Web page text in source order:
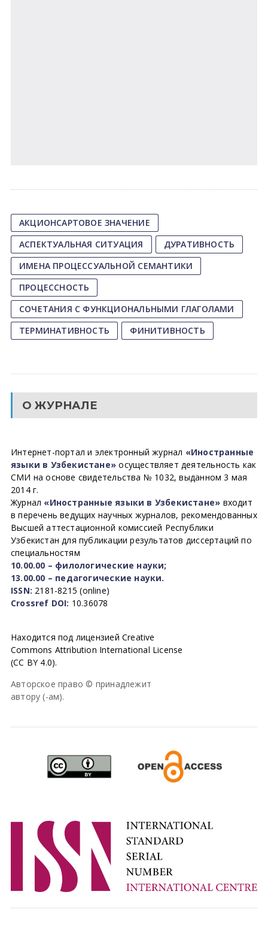
АКЦИОНСАРТОВОЕ ЗНАЧЕНИЕ
АСПЕКТУАЛЬНАЯ СИТУАЦИЯ
ДУРАТИВНОСТЬ
ИМЕНА ПРОЦЕССУАЛЬНОЙ СЕМАНТИКИ
ПРОЦЕССНОСТЬ
СОЧЕТАНИЯ С ФУНКЦИОНАЛЬНЫМИ ГЛАГОЛАМИ
ТЕРМИНАТИВНОСТЬ
ФИНИТИВНОСТЬ
О ЖУРНАЛЕ
Интернет-портал и электронный журнал «Иностранные
языки в Узбекистане» осуществляет деятельность как
СМИ на основе свидетельства № 1032, выданном 3 мая
2014 г.
Журнал «Иностранные языки в Узбекистане» входит
в перечень ведущих научных журналов, рекомендованных
Высшей аттестационной комиссией Республики
Узбекистан для публикации результатов диссертаций по
специальностям
10.00.00 – филологические науки;
13.00.00 – педагогические науки.
ISSN: 2181-8215 (online)
Crossref DOI: 10.36078
Находится под лицензией Creative
Commons Attribution International License
(CC BY 4.0).
Авторское право © принадлежит
автору (-ам).